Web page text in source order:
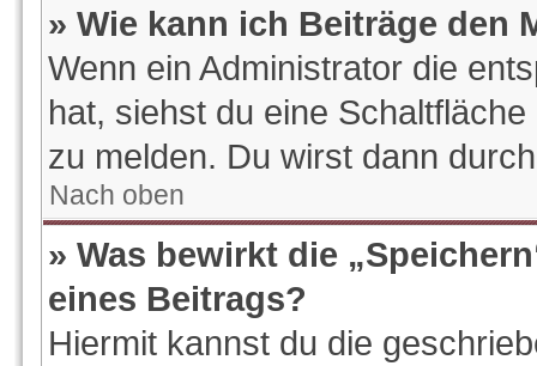
» Wie kann ich Beiträge den
Wenn ein Administrator die
hat, siehst du eine
zu melden. Du wirst dann
Nach oben
» Was bewirkt die
eines Beitrags?
Hiermit kannst du die